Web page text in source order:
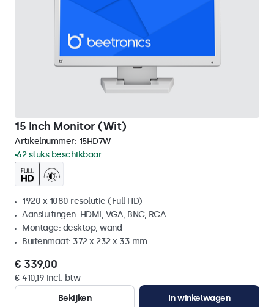
15 Inch Monitor (Wit)
Artikelnummer: 15HD7W
62 stuks beschikbaar
1920 x 1080 resolutie (Full HD)
Aansluitingen: HDMI, VGA, BNC, RCA
Montage: desktop, wand
Buitenmaat: 372 x 232 x 33 mm
€ 339,00
€ 410,19 incl. btw
Bekijken
In winkelwagen